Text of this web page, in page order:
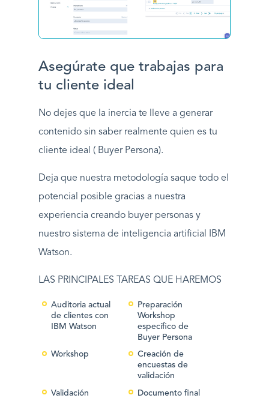
Asegúrate que trabajas para
tu cliente ideal
No dejes que la inercia te lleve a generar
contenido sin saber realmente quien es tu
cliente ideal ( Buyer Persona).
Deja que nuestra metodología saque todo el
potencial posible gracias a nuestra
experiencia creando buyer personas y
nuestro sistema de inteligencia artificial IBM
Watson.
LAS PRINCIPALES TAREAS QUE HAREMOS
Auditoria actual
de clientes con
IBM Watson
Preparación
Workshop
específico de
Buyer Persona
Workshop
Creación de
encuestas de
validación
Validación
Documento final